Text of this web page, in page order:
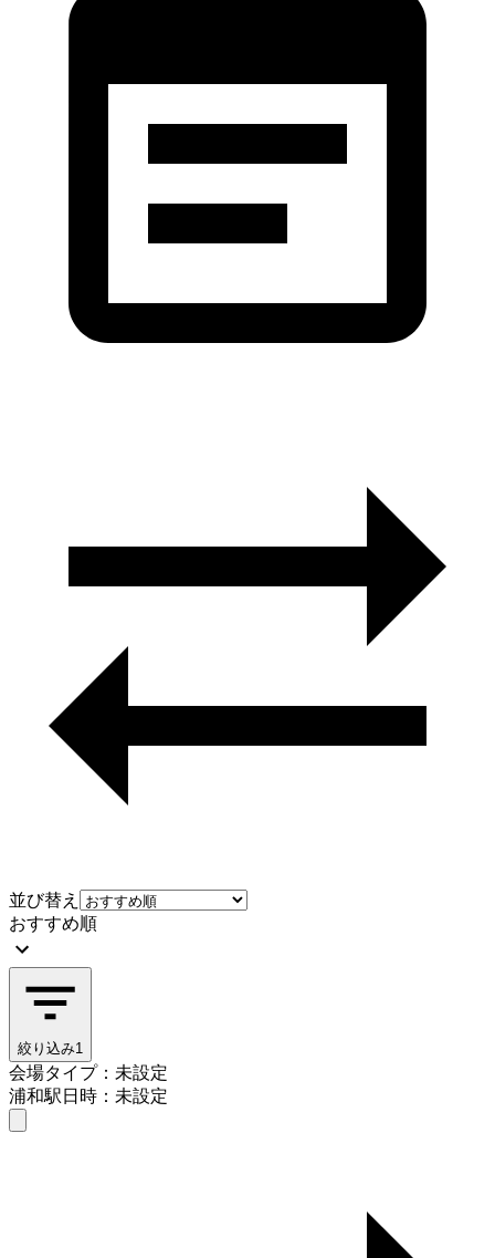
並び替え
おすすめ順
絞り込み1
会場タイプ：未設定
浦和駅日時：未設定